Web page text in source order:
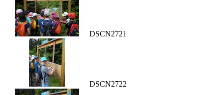
DSCN2721
DSCN2722